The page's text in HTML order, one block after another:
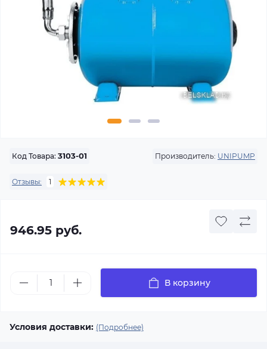
Код Товара: 3103-01 Производитель: UNIPUMP
Отзывы: 1
946.95 руб.
В корзину
Условия доставки: (Подробнее)